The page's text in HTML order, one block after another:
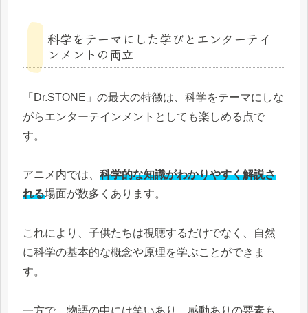
科学をテーマにした学びとエンターテイ
ンメントの両立
「Dr.STONE」の最大の特徴は、科学をテーマにしな
がらエンターテインメントとしても楽しめる点で
す。
アニメ内では、 科学的な知識がわかりやすく解説さ
れる場面が数多くあります。
これにより、子供たちは視聴するだけでなく、自然
に科学の基本的な概念や原理を学ぶことができま
す。
一方で、物語の中には笑いあり、感動ありの要素も